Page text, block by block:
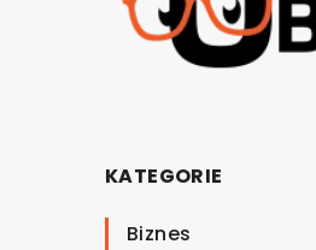
KATEGORIE
Biznes